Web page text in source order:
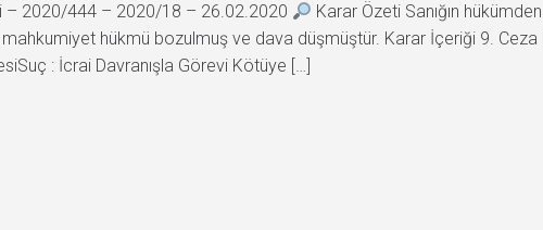
– 2020/444 – 2020/18 – 26.02.2020
Karar Özeti Sanığın
mahkumiyet hükmü bozulmuş ve dava düşmüştür. Karar İçeriği 9.
: İcrai Davranışla Görevi Kötüye […]